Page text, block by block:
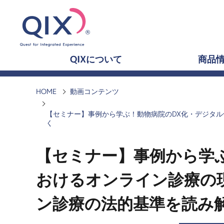
QIXについて 商品
HOME 動画コンテンツ
【セミナー】事例から学ぶ！動物病院のDX化・デジ
く
【セミナー】事例から
おけるオンライン診療の
ン診療の法的基準を読み